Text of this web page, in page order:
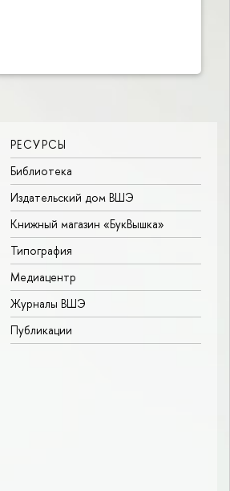
РЕСУРСЫ
Библиотека
Издательский дом ВШЭ
Книжный магазин «БукВышка»
Типография
Медиацентр
Журналы ВШЭ
Публикации